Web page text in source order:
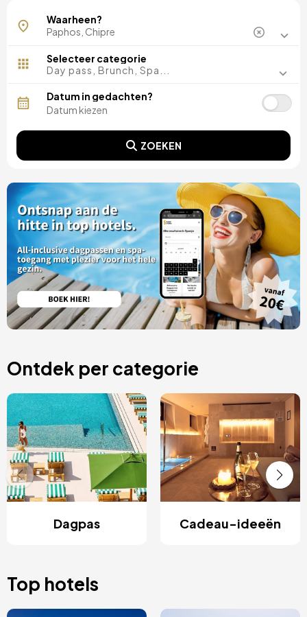
KissonergaWaarheen?
Selecteer categorie
Day pass, Brunch, Spa...
Datum in gedachten?
ZOEKEN
Ontdek per categorie
Dagpas Cadeau-ideeën
Top hotels